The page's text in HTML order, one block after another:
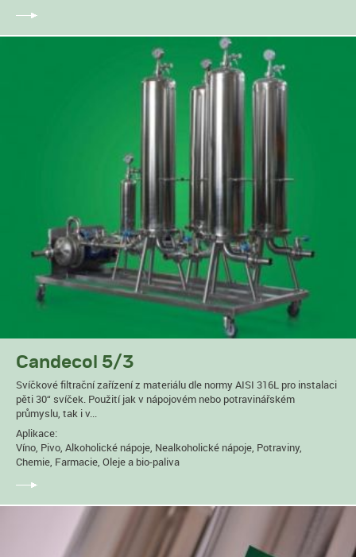
Candecol 5/3
Svíčkové filtrační zařízení z materiálu dle normy AISI 316L pro instalaci
pěti 30“ svíček. Použití jak v nápojovém nebo potravinářském
průmyslu, tak i v...
Aplikace:
Víno, Pivo, Alkoholické nápoje, Nealkoholické nápoje, Potraviny,
Chemie, Farmacie, Oleje a bio-paliva